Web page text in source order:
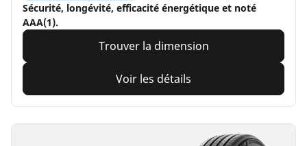
Sécurité, longévité, efficacité énergétique et noté
AAA(1).
Trouver la dimension
Voir les détails